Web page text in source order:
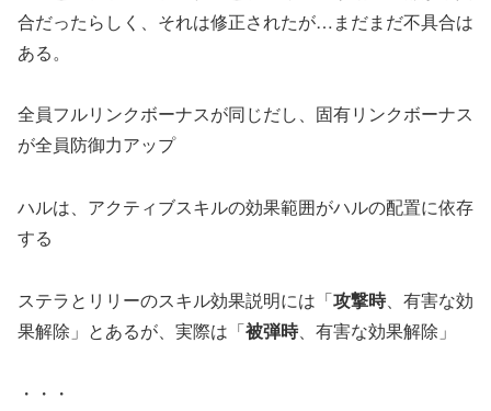
合だったらしく、それは修正されたが…まだまだ不具合は
ある。
全員フルリンクボーナスが同じだし、固有リンクボーナス
が全員防御力アップ
ハルは、アクティブスキルの効果範囲がハルの配置に依存
する
ステラとリリーのスキル効果説明には「攻撃時、有害な効
果解除」とあるが、実際は「被弾時、有害な効果解除」
・・・